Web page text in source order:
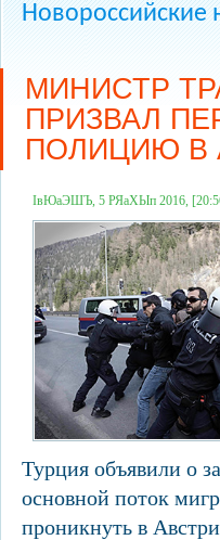
Новороссийские
МИНИСТР
ПРИЗВАЛ
ПОЛИЦИЮ В
ІвЮаЭШЪ, 5 РЯаХЫп 2016,
Турция объявили о
основной поток
проникнуть в